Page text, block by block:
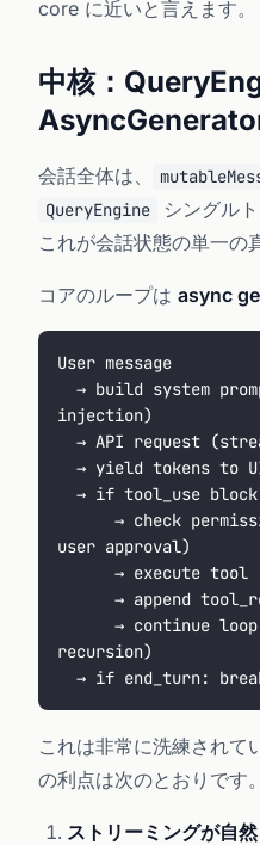
core に近いと言えます。
中核：
会話全体は、
QueryEngine
シングル
これが会話状態の単一の
コアのループは async
User message
injection)
→ API request
→ yield tokens to
→ if tool_use
user approval)
      → execute tool
→ append
recursion)
→ if end_turn:
これは非常に洗練され
の利点は次のとおりです。
ストリーミングが自然